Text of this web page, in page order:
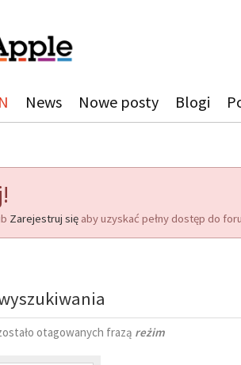
News Nowe posty Blogi
Zarejestruj się aby uzyskać pełny dostęp do
otagowanych frazą reżim